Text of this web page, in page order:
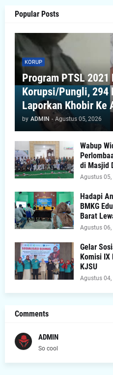
Popular Posts
KORUP
Program PTSL 2021
Korupsi/Pungli, 294
Laporkan Khobir Ke
by ADMIN - Agustus 05, 2026
Wabup
di Masjid
Agustus 05,
Hadapi
BMKG
Barat
Agustus 06,
Gelar
Komisi IX
KJSU
Agustus 04,
Comments
ADMIN
So cool